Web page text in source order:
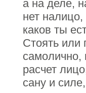
а на деле,
нет
каков ты
Стоять или
самолично,
расчет
сану и